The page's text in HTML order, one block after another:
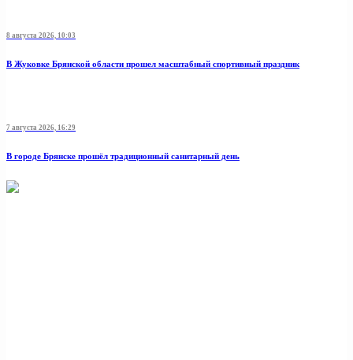
8 августа 2026, 10:03
В Жуковке Брянской области прошел масштабный спортивный праздник
7 августа 2026, 16:29
В городе Брянске прошёл традиционный санитарный день